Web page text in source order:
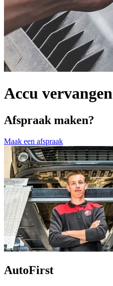
Accu vervangen
Afspraak maken?
Maak een afspraak
AutoFirst